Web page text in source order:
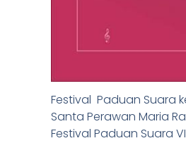
Festival Paduan Suara
Santa Perawan Maria
Festival Paduan Suara